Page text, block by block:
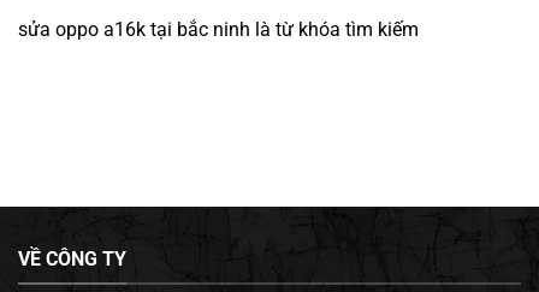
sửa oppo a16k tại bắc ninh là từ khóa tìm kiếm
VỀ CÔNG TY